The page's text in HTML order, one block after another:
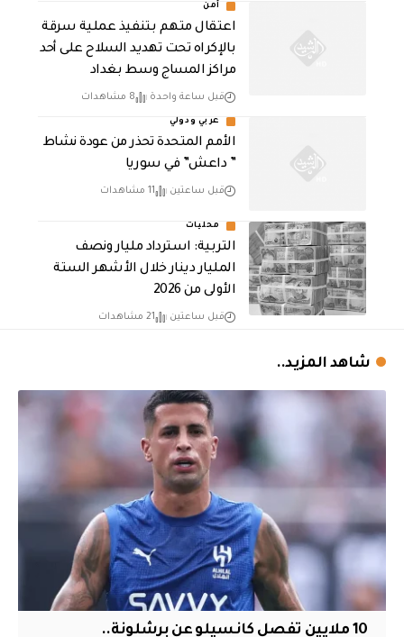
أمن
اعتقال متهم بتنفيذ عملية سرقة
بالإكراه تحت تهديد السلاح على أحد
مراكز المساج وسط بغداد
قبل ساعة واحدة 8 مشاهدات
عربي ودولي
الأمم المتحدة تحذر من عودة نشاط
” داعش” في سوريا
قبل ساعتين 11 مشاهدات
محليات
التربية: استرداد مليار ونصف
المليار دينار خلال الأشهر الستة
الأولى من 2026
قبل ساعتين 21 مشاهدات
شاهد المزيد..
10 ملايين تفصل كانسيلو عن برشلونة..